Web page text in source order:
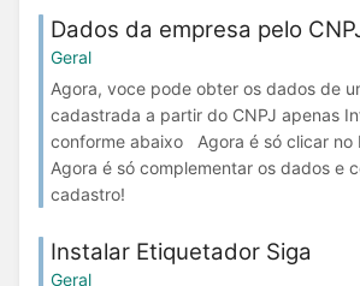
Dados da empresa pelo
Geral
Agora, voce pode obter os dados de
cadastrada a partir do CNPJ apenas
conforme abaixo Agora é só clicar no
Agora é só complementar os dados e
cadastro!
Instalar Etiquetador Siga
Geral